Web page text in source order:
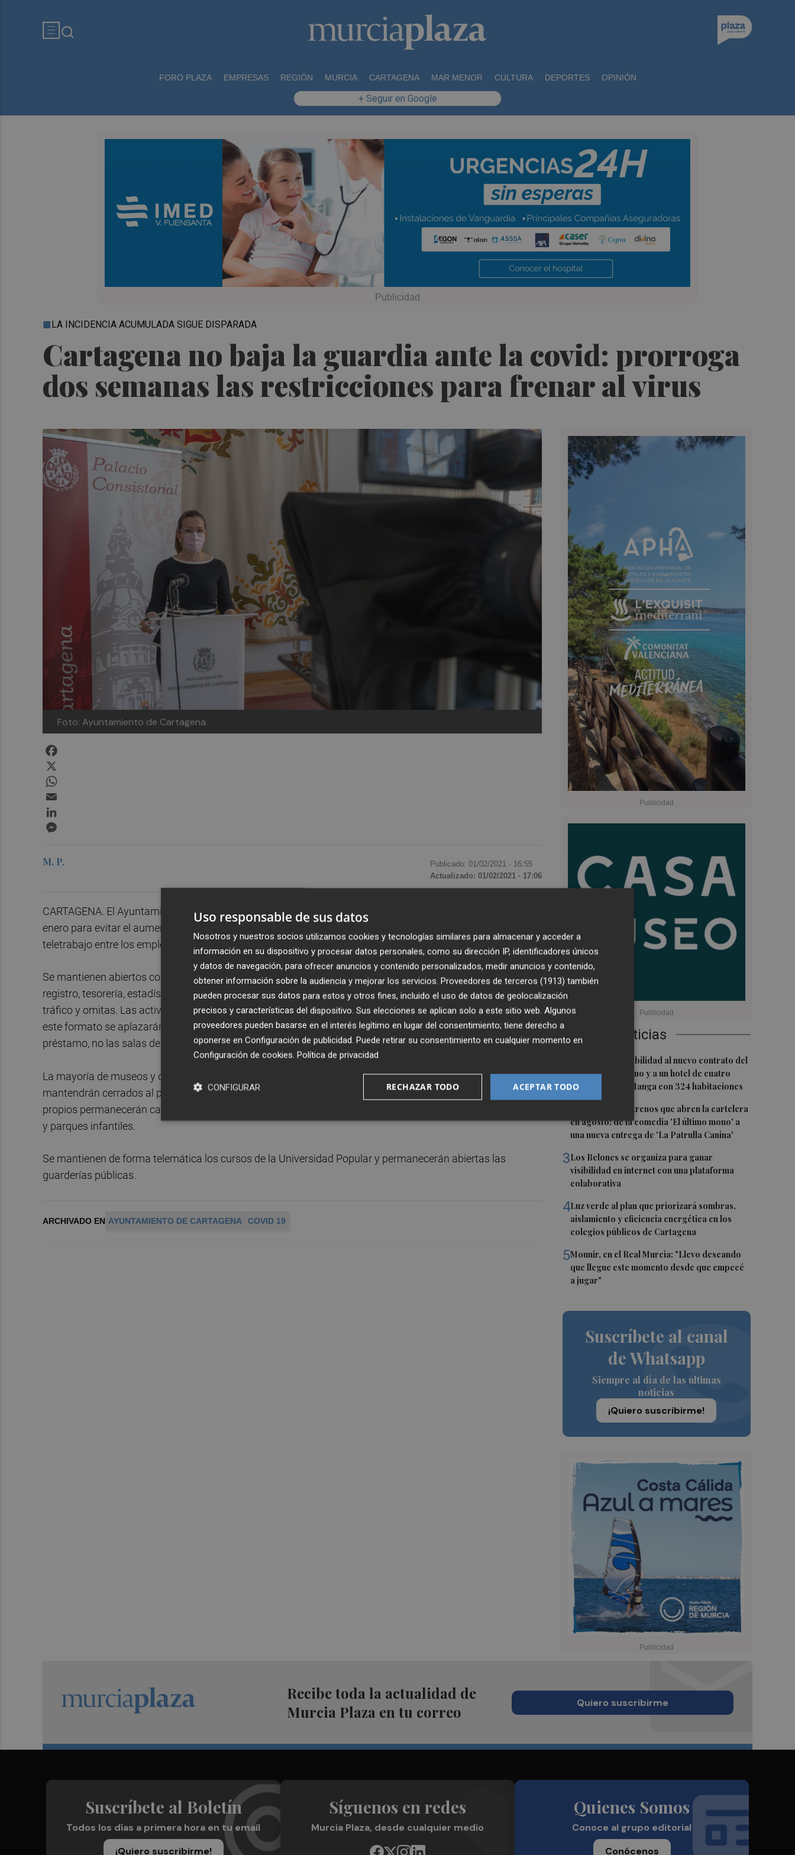
FORO PLAZA EMPRESAS REGIÓN MURCIA CARTAGENA MAR MENOR CULTURA DEPORTES OPINIÓN
+ Seguir en Google
Cartagena no baja la guardia ante la covid: prorroga
dos semanas las restricciones para frenar al virus
LA INCIDENCIA ACUMULADA SIGUE DISPARADA
Foto: Ayuntamiento de Cartagena.
Últimas Noticias
San Javier da viabilidad al nuevo contrato del
transporte urbano y a un hotel de cuatro
estrellas en La Manga con 324 habitaciones
Estos son los estrenos que abren la cartelera
en agosto: de la comedia 'El último mono' a
una nueva entrega de 'La Patrulla Canina'
3Los Belones se organiza para ganar
visibilidad en internet con una plataforma
colaborativa
4Luz verde al plan que priorizará sombras,
aislamiento y eficiencia energética en los
colegios públicos de Cartagena
5Mounir, en el Real Murcia: "Llevo deseando
que llegue este momento desde que empecé
a jugar"
Suscríbete al canal
de Whatsapp
Siempre al día de las últimas
noticias
¡Quiero suscribirme!
M. P. Publicado: 01/02/2021 · 16:55
Actualizado: 01/02/2021 · 17:06
CARTAGENA. El Ayuntamiento de Cartagena ha prorrogado dos semanas las medidas implantadas el 14 de
enero para evitar el aumento de contagios de covid-19 en el municipio, con lo que seguirá con el fomento el
teletrabajo entre los empleados municipales y la suspensión de actividades presenciales no esenciales.
Se mantienen abiertos con cita previa los servicios que ofrecen atención al público, como gestión tributaria,
registro, tesorería, estadística, centro de atención a las víctimas de violencia de género, servicios sociales,
tráfico y omitas. Las actividades culturales seguirán siendo telemáticas y las que no puedan adaptarse a
este formato se aplazarán, mientras que las bibliotecas municipales seguirán abiertas únicamente para
préstamo, no las salas de estudio.
La mayoría de museos y centros de interpretación del consorcio turístico Cartagena Puerto de Culturas se
mantendrán cerrados al público. Las actividades y las escuelas deportivas municipales con monitores
propios permanecerán canceladas y las instalaciones cerradas, como los centros de mayores y de mujeres
y parques infantiles.
Se mantienen de forma telemática los cursos de la Universidad Popular y permanecerán abiertas las
guarderías públicas.
ARCHIVADO EN AYUNTAMIENTO DE CARTAGENA COVID 19
Recibe toda la actualidad de
Murcia Plaza en tu correo
Quiero suscribirme
Suscríbete al Boletín
Todos los días a primera hora en tu email
¡Quiero suscribirme!
Síguenos en redes
Murcia Plaza, desde cualquier medio
Quienes Somos
Conoce al grupo editorial
Conócenos
Uso responsable de sus datos
Nosotros y nuestros socios utilizamos cookies y tecnologías similares para almacenar y acceder a
información en su dispositivo y procesar datos personales, como su dirección IP, identificadores únicos
y datos de navegación, para ofrecer anuncios y contenido personalizados, medir anuncios y contenido,
obtener información sobre la audiencia y mejorar los servicios. Proveedores de terceros (1913) también
pueden procesar sus datos para estos y otros fines, incluido el uso de datos de geolocalización
precisos y características del dispositivo. Sus elecciones se aplican solo a este sitio web. Algunos
proveedores pueden basarse en el interés legítimo en lugar del consentimiento; tiene derecho a
oponerse en Configuración de publicidad. Puede retirar su consentimiento en cualquier momento en
Configuración de cookies. Política de privacidad
ACEPTAR TODO
RECHAZAR TODO
CONFIGURAR